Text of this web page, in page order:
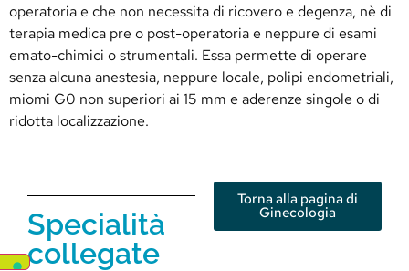
operatoria e che non necessita di ricovero e degenza, nè di
terapia medica pre o post-operatoria e neppure di esami
emato-chimici o strumentali. Essa permette di operare
senza alcuna anestesia, neppure locale, polipi endometriali,
miomi G0 non superiori ai 15 mm e aderenze singole o di
ridotta localizzazione.
Specialità
collegate
Torna alla pagina di
Ginecologia